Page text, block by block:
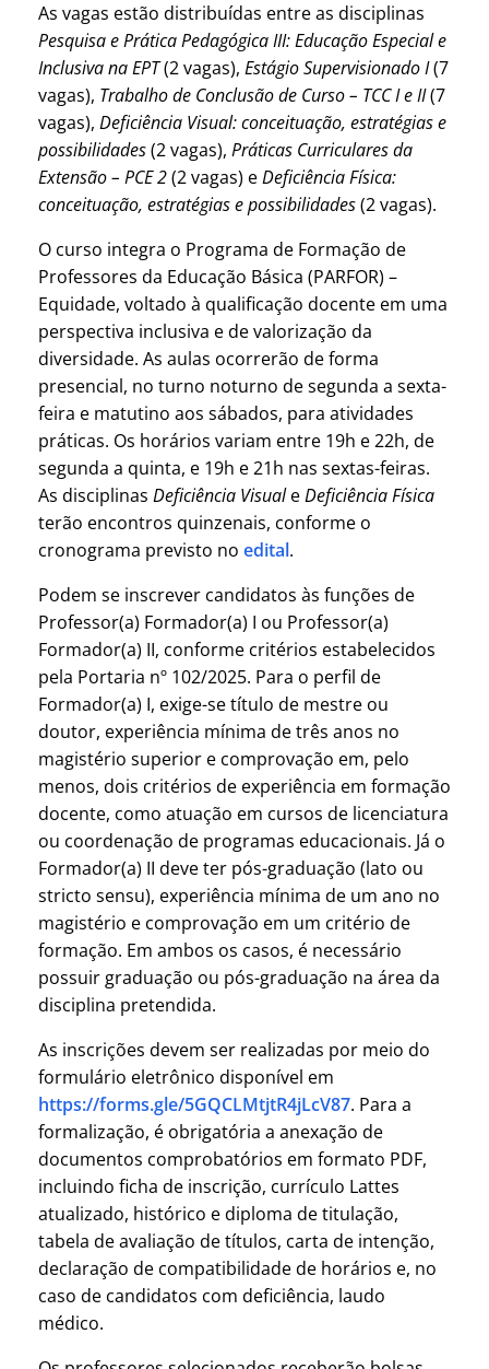
As vagas estão distribuídas entre as disciplinas
Pesquisa e Prática Pedagógica III: Educação Especial e
Inclusiva na EPT(2 vagas), Estágio Supervisionado I(7
vagas), Trabalho de Conclusão de Curso – TCC I e II(7
vagas), Deficiência Visual: conceituação, estratégias e
possibilidades(2 vagas), Práticas Curriculares da
Extensão – PCE 2(2 vagas) eDeficiência Física:
conceituação, estratégias e possibilidades(2 vagas).
O curso integra o Programa de Formação de
Professores da Educação Básica (PARFOR) –
Equidade, voltado à qualificação docente em uma
perspectiva inclusiva e de valorização da
diversidade. As aulas ocorrerão de forma
presencial, no turno noturno de segunda a sexta-
feira e matutino aos sábados, para atividades
práticas. Os horários variam entre 19h e 22h, de
segunda a quinta, e 19h e 21h nas sextas-feiras.
As disciplinas Deficiência VisualeDeficiência Física
terão encontros quinzenais, conforme o
cronograma previsto no edital.
Podem se inscrever candidatos às funções de
Professor(a) Formador(a) I ou Professor(a)
Formador(a) II, conforme critérios estabelecidos
pela Portaria nº 102/2025. Para o perfil de
Formador(a) I, exige-se título de mestre ou
doutor, experiência mínima de três anos no
magistério superior e comprovação em, pelo
menos, dois critérios de experiência em formação
docente, como atuação em cursos de licenciatura
ou coordenação de programas educacionais. Já o
Formador(a) II deve ter pós-graduação (lato ou
stricto sensu), experiência mínima de um ano no
magistério e comprovação em um critério de
formação. Em ambos os casos, é necessário
possuir graduação ou pós-graduação na área da
disciplina pretendida.
As inscrições devem ser realizadas por meio do
formulário eletrônico disponível em
https://forms.gle/5GQCLMtjtR4jLcV87. Para a
formalização, é obrigatória a anexação de
documentos comprobatórios em formato PDF,
incluindo ficha de inscrição, currículo Lattes
atualizado, histórico e diploma de titulação,
tabela de avaliação de títulos, carta de intenção,
declaração de compatibilidade de horários e, no
caso de candidatos com deficiência, laudo
médico.